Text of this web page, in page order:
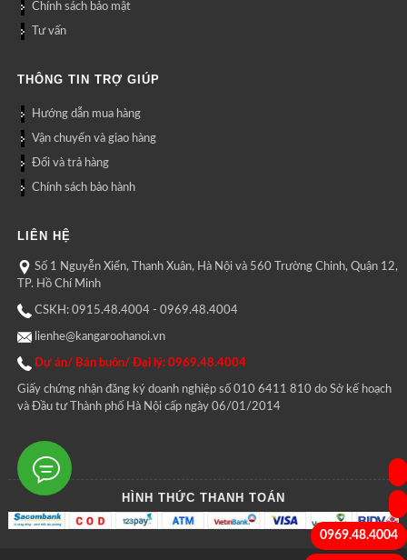
Chính sách bảo mật
Tư vấn
THÔNG TIN TRỢ GIÚP
Hướng dẫn mua hàng
Vận chuyển và giao hàng
Đổi và trả hàng
Chính sách bảo hành
LIÊN HỆ
Số 1 Nguyễn Xiển, Thanh Xuân, Hà Nội và 560 Trường Chinh, Quận 12,
TP. Hồ Chí Minh
CSKH: 0915.48.4004 - 0969.48.4004
lienhe@kangaroohanoi.vn
Dự án/ Bán buôn/ Đại lý: 0969.48.4004
Giấy chứng nhận đăng ký doanh nghiệp số 010 6411 810 do Sở kế hoạch
và Đầu tư Thành phố Hà Nội cấp ngày 06/01/2014
HÌNH THỨC THANH TOÁN
0969.48.4004